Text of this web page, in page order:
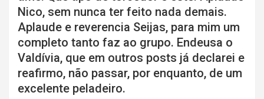
Nico, sem nunca ter feito nada demais.
Aplaude e reverencia Seijas, para mim um
completo tanto faz ao grupo. Endeusa o
Valdívia, que em outros posts já declarei e
reafirmo, não passar, por enquanto, de um
excelente peladeiro.